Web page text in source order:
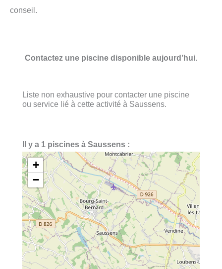
conseil.
Contactez une piscine disponible aujourd’hui.
Liste non exhaustive pour contacter une piscine
ou service lié à cette activité à Saussens.
Il y a 1 piscines à Saussens :
+
−